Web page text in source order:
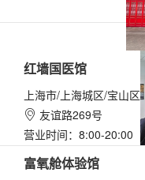
红墙国医馆
上海市/上海城区/宝山区
 友谊路269号
营业时间：8:00-20:00
富氧舱体验馆